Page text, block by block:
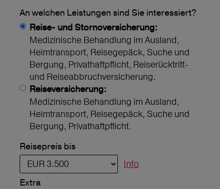
An welchen Leistungen sind Sie interessiert?
Reise- und Stornoversicherung:
Medizinische Behandlung im Ausland,
Heimtransport, Reisegepäck, Suche und
Bergung, Privathaftpflicht, Reiserücktritt-
und Reiseabbruchversicherung.
Reiseversicherung:
Medizinische Behandlung im Ausland,
Heimtransport, Reisegepäck, Suche und
Bergung, Privathaftpflicht.
Reisepreis bis
Info
Extra